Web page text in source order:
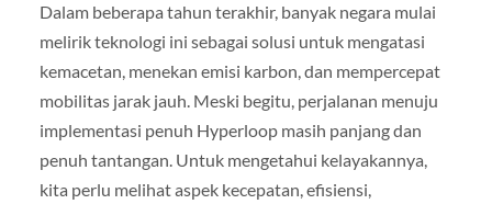
Dalam beberapa tahun terakhir, banyak negara mulai
melirik teknologi ini sebagai solusi untuk mengatasi
kemacetan, menekan emisi karbon, dan mempercepat
mobilitas jarak jauh. Meski begitu, perjalanan menuju
implementasi penuh Hyperloop masih panjang dan
penuh tantangan. Untuk mengetahui kelayakannya,
kita perlu melihat aspek kecepatan, efisiensi,